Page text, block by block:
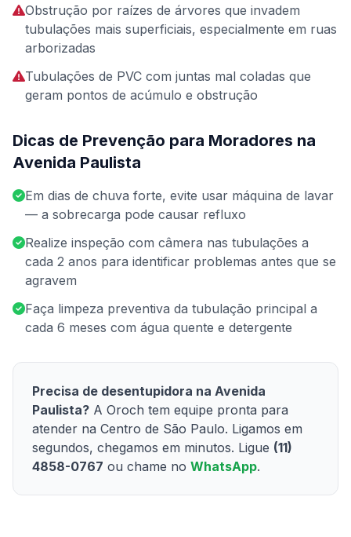
Obstrução por raízes de árvores que invadem
tubulações mais superficiais, especialmente em ruas
arborizadas
Tubulações de PVC com juntas mal coladas que
geram pontos de acúmulo e obstrução
Dicas de Prevenção para Moradores na
Avenida Paulista
Em dias de chuva forte, evite usar máquina de lavar
— a sobrecarga pode causar refluxo
Realize inspeção com câmera nas tubulações a
cada 2 anos para identificar problemas antes que se
agravem
Faça limpeza preventiva da tubulação principal a
cada 6 meses com água quente e detergente
Precisa de desentupidora na Avenida
Paulista? A Oroch tem equipe pronta para
atender na Centro de São Paulo. Ligamos em
segundos, chegamos em minutos. Ligue (11)
4858-0767 ou chame no WhatsApp.